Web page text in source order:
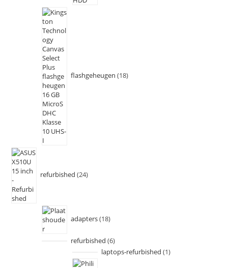
flashgeheugen 18
refurbished 24
adapters 18
refurbished 6
laptops-refurbished 1